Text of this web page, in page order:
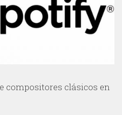
compositores clásicos en